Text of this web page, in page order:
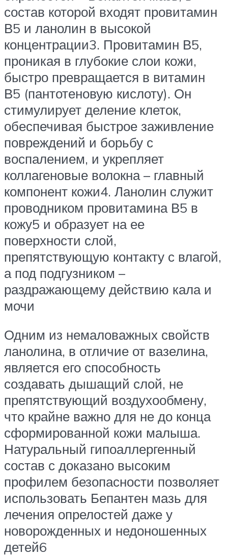
состав которой входят провитамин
В5 и ланолин в высокой
концентрации3. Провитамин В5,
проникая в глубокие слои кожи,
быстро превращается в витамин
В5 (пантотеновую кислоту). Он
стимулирует деление клеток,
обеспечивая быстрое заживление
повреждений и борьбу с
воспалением, и укрепляет
коллагеновые волокна – главный
компонент кожи4. Ланолин служит
проводником провитамина В5 в
кожу5 и образует на ее
поверхности слой,
препятствующую контакту с влагой,
а под подгузником –
раздражающему действию кала и
мочи
Одним из немаловажных свойств
ланолина, в отличие от вазелина,
является его способность
создавать дышащий слой, не
препятствующий воздухообмену,
что крайне важно для не до конца
сформированной кожи малыша.
Натуральный гипоаллергенный
состав с доказано высоким
профилем безопасности позволяет
использовать Бепантен мазь для
лечения опрелостей даже у
новорожденных и недоношенных
детей6